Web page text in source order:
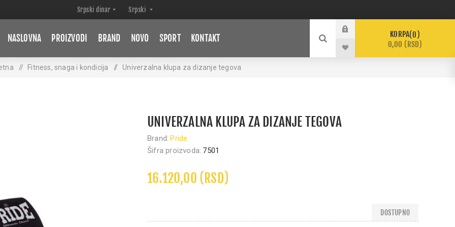
NASLOVNA PROIZVODI BRAND NOVO SPORT KONTAKT KORPA 0
0,00 (RSD)
/ Fitness, snaga i kondicija / Univerzalna klupa za dizanje tegova
UNIVERZALNA KLUPA ZA DIZANJE TEGOVA
Brand: Pride
Šifra proizvoda: 7501
16.120,00 (RSD)
DOSTUPNO